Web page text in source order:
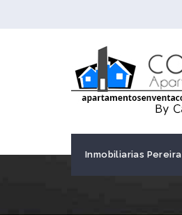
Inmobiliarias Pereira